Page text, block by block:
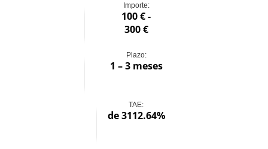
Importe:
100 € -
300 €
Plazo:
1 – 3 meses
TAE:
de 3112.64%